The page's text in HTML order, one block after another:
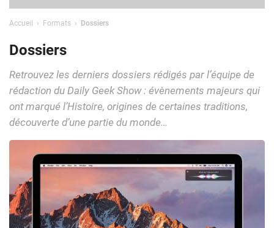
Accueil Formats Dossiers
Dossiers
Retrouvez les derniers dossiers rédigés par l’équipe de
rédaction du Daily Geek Show : évènements majeurs qui
ont marqué l’Histoire, origines de certaines traditions,
découverte d’une partie du monde…